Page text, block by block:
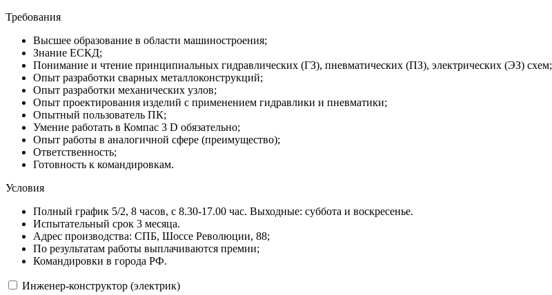
Требования
Высшее образование в области машиностроения;
Знание ЕСКД;
Понимание и чтение принципиальных гидравлических (ГЗ), пневматических (ПЗ), электрических (ЭЗ) схем;
Опыт разработки сварных металлоконструкций;
Опыт разработки механических узлов;
Опыт проектирования изделий с применением гидравлики и пневматики;
Опытный пользователь ПК;
Умение работать в Компас 3 D обязательно;
Опыт работы в аналогичной сфере (преимущество);
Ответственность;
Готовность к командировкам.
Условия
Полный график 5/2, 8 часов, с 8.30-17.00 час. Выходные: суббота и воскресенье.
Испытательный срок 3 месяца.
Адрес производства: СПБ, Шоссе Революции, 88;
По результатам работы выплачиваются премии;
Командировки в города РФ.
Инженер-конструктор (электрик)